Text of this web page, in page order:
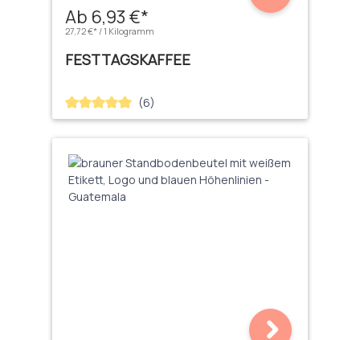
Ab 6,93 €*
27,72 €* / 1 Kilogramm
FESTTAGSKAFFEE
Durchschnittliche Bewertung von 5 von 5 Sternen
(6)